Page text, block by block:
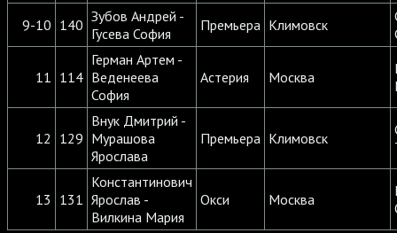
9-10 140 Зубов Андрей -
Гусева София
Премьера Климовск
11 114
Герман Артем -
Веденеева
София
Астерия Москва
12 129
Внук Дмитрий -
Мурашова
Ярослава
Премьера Климовск
13 131
Константинович
Ярослав -
Вилкина Мария
Окси Москва